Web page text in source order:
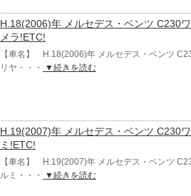
H.18(2006)年 メルセデス・ベンツ C230
メラ!ETC!
【車名】 H.18(2006)年 メルセデス・ベンツ
リヤ・・・
▼続きを読む
H.19(2007)年 メルセデス・ベンツ C230
ミ!ETC!
【車名】 H.19(2007)年 メルセデス・ベンツ
ルミ・・・
▼続きを読む